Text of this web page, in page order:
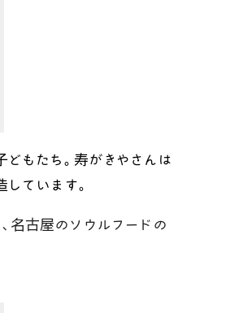
もたち。寿がきやさんは
ています。
名古屋のソウルフードの